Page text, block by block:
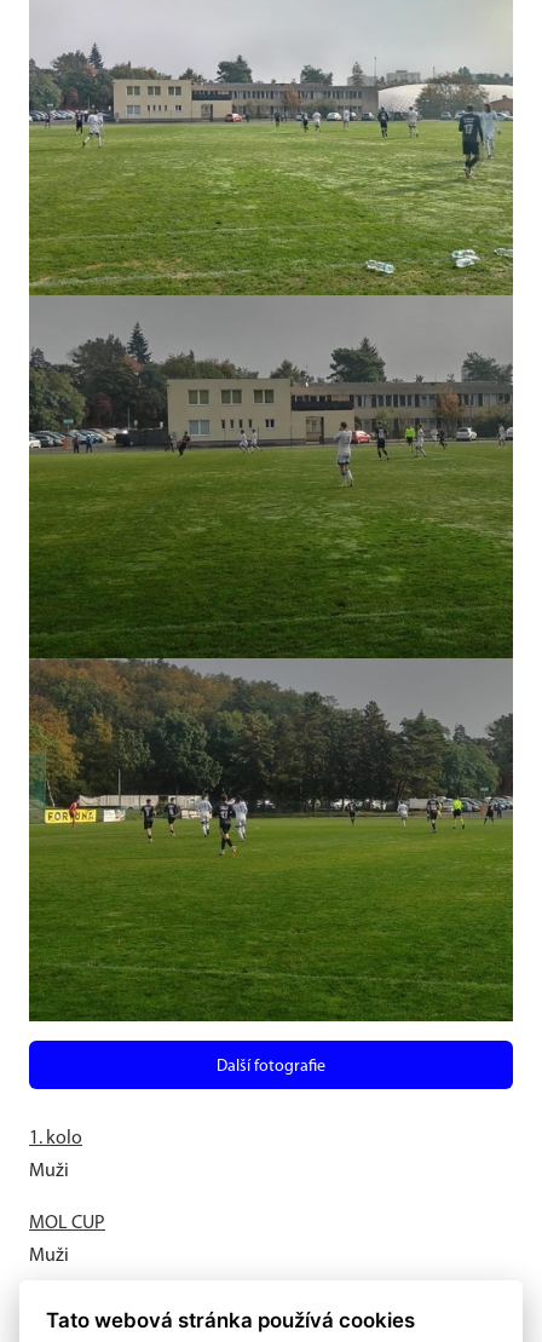
Další fotografie
1. kolo
Muži
MOL CUP
Muži
Letní příprava odstartovala
Tato webová stránka používá cookies